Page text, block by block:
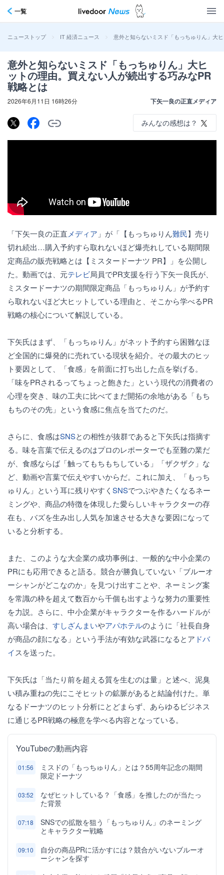
一覧
ニューストップ > IT 経済ニュース > 意外と知らないミスド「もっちゅりん」大
意外と知らないミスド「もっちゅりん」大ヒ
ットの理由。買えない人が続出する巧みなPR
戦略とは
2026年6月11日 16時26分 下矢一良の正直メディア
みんなの感想は？
「下矢一良の正直 メディア 」が「【もっちゅりん難民】売り
切れ続出…購入予約すら取れないほど爆売れしている期間限
定商品の販売戦略とは【ミスタードーナツ PR】」を公開し
た。動画では、元テレビ局員でPR支援を行う下矢一良氏が、
ミスタードーナツの期間限定商品「もっちゅりん」が予約す
ら取れないほど大ヒットしている理由と、そこから学べるPR
戦略の核心について解説している。
下矢氏はまず、「もっちゅりん」がネット予約すら困難なほ
ど全国的に爆発的に売れている現状を紹介。その最大のヒッ
ト要因として、「食感」を前面に打ち出した点を挙げる。
「味をPRされるってちょっと飽きた」という現代の消費者の
心理を突き、味の工夫に比べてまだ開拓の余地がある「もち
もちのその先」という食感に焦点を当てたのだ。
さらに、食感はSNSとの相性が抜群であると下矢氏は指摘す
る。味を言葉で伝えるのはプロのレポーターでも至難の業だ
が、食感ならば「触ってもちもちしている」「ザクザク」な
ど、動画や言葉で伝えやすいからだ。これに加え、「もっち
ゅりん」という耳に残りやすく SNSでつぶやきたくなるネー
ミングや、商品の特徴を体現した愛らしいキャラクターの存
在も、バズを生み出し人気を加速させる大きな要因になって
いると分析する。
また、このような大企業の成功事例は、一般的な中小企業の
PRにも応用できると語る。競合が勝負していない「ブルーオ
ーシャンがどこなのか」を見つけ出すことや、ネーミング案
を常識の枠を超えて数百から千個も出すような努力の重要性
を力説。さらに、中小企業がキャラクターを作るハードルが
高い場合は、 すしざんまいやアパホテルのように「社長自身
が商品の顔になる」という手法が有効な武器になるとア ドバ
イスを送った。
下矢氏は「当たり前を超える質を生むのは量」と述べ、泥臭
い積み重ねの先にこそヒットの鉱脈があると結論付けた。単
なるドーナツのヒット分析にとどまらず、あらゆるビジネス
に通じるPR戦略の極意を学べる内容となっている。
YouTubeの動画内容
01:56
ミスドの「もっちゅりん」とは？55周年記念の期間
限定ドーナツ
03:52
なぜヒットしている？「食感」を推したのが当たっ
た背景
07:18
SNSでの拡散を狙う「もっちゅりん」のネーミング
とキャラクター戦略
09:10
自分の商品PRに活かすには？競合がいないブルーオ
ーシャンを探す